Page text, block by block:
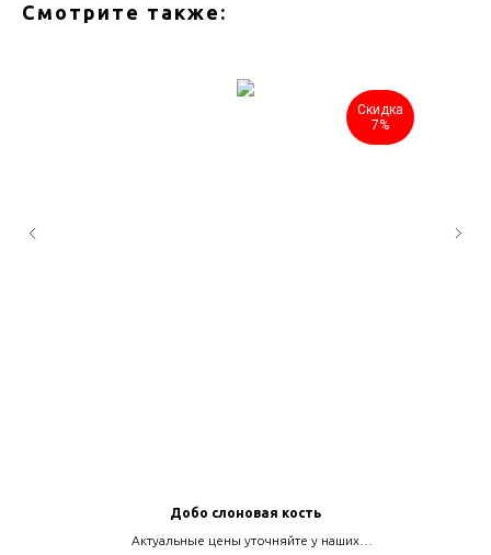
Смотрите также:
Скидка
7%
Добо слоновая кость
Актуальные цены уточняйте у наших